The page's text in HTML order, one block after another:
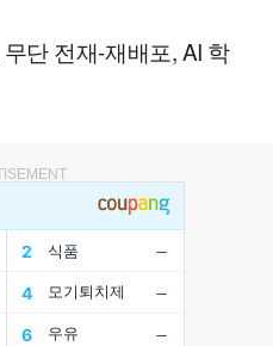
단 전재-재배포, AI 학